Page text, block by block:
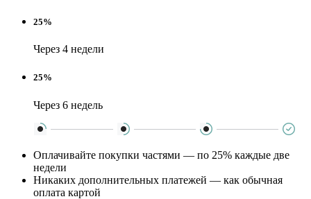
25%
Через 4 недели
25%
Через 6 недель
Оплачивайте покупки частями — по 25% каждые две
недели
Никаких дополнительных платежей — как обычная
оплата картой